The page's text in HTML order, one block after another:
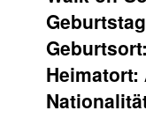
Geburtsort:
Heimatort: